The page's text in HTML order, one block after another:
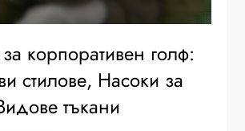
корпоративен голф:
стилове, Насоки за
тъкани